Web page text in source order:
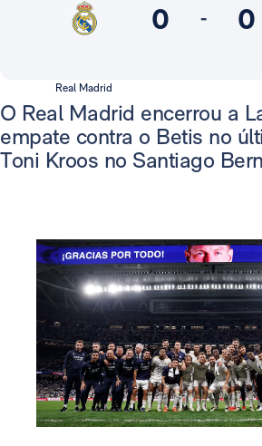
0 - 0
Real Madrid
O Real Madrid encerrou a
empate contra o Betis no
Toni Kroos no Santiago